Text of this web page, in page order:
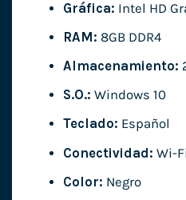
Gráfica: Intel HD
RAM: 8GB DDR4
Almacenamiento:
S.O.: Windows 10
Teclado: Español
Conectividad: Wi-
Color: Negro